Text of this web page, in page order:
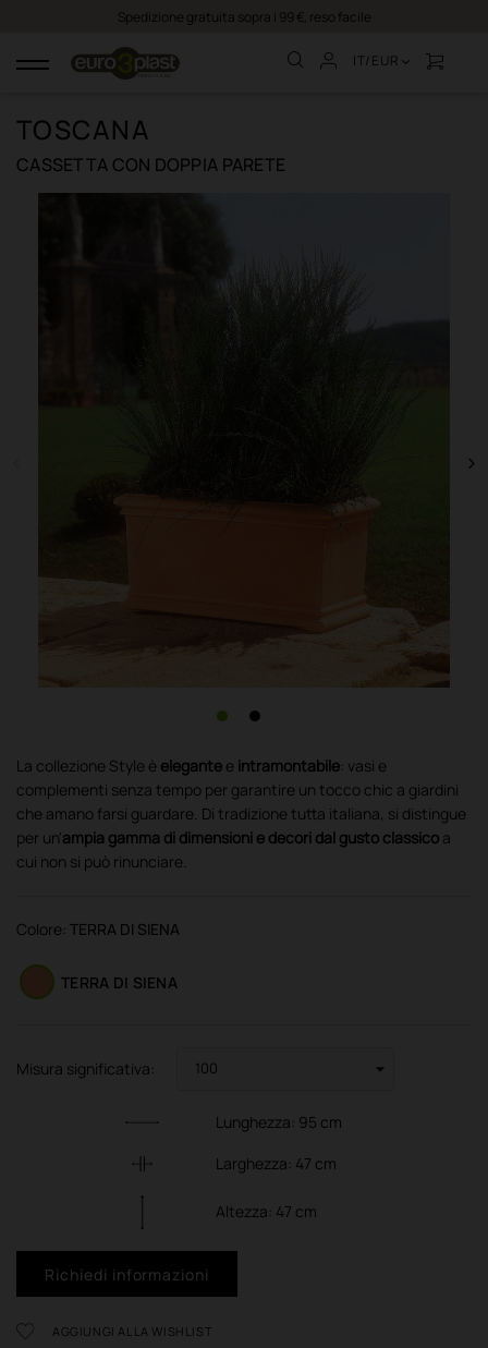
Spedizione gratuita sopra i 99 €, reso facile
navigazione IT/EUR
TOSCANA
CASSETTA CON DOPPIA PARETE
La collezione Style è elegante e intramontabile: vasi e
complementi senza tempo per garantire un tocco chic a giardini
che amano farsi guardare. Di tradizione tutta italiana, si distingue
per un'ampia gamma di dimensioni e decori dal gusto classico a
cui non si può rinunciare.
Colore: TERRA DI SIENA
TERRA DI SIENA
Misura significativa:
Lunghezza: 95 cm
Larghezza: 47 cm
Altezza: 47 cm
Richiedi informazioni
AGGIUNGI ALLA WISHLIST